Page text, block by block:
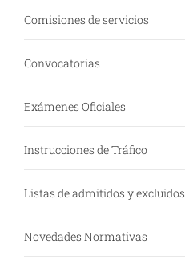
Comisiones de servicios
Convocatorias
Exámenes Oficiales
Instrucciones de Tráfico
Listas de admitidos y excluidos
Novedades Normativas